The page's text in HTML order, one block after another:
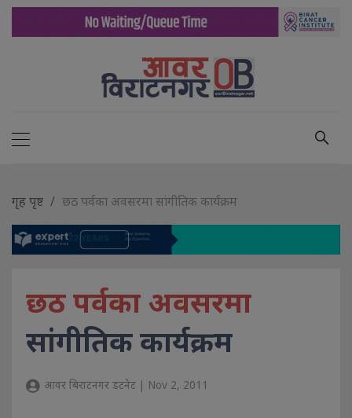
गृह पृष्ट छठ पर्वका अवसरमा सांगीतिक कार्यक्रम
छठ पर्वका अवसरमा
सांगीतिक कार्यक्रम
आवर बिराटनगर डटनेट | Nov 2, 2011